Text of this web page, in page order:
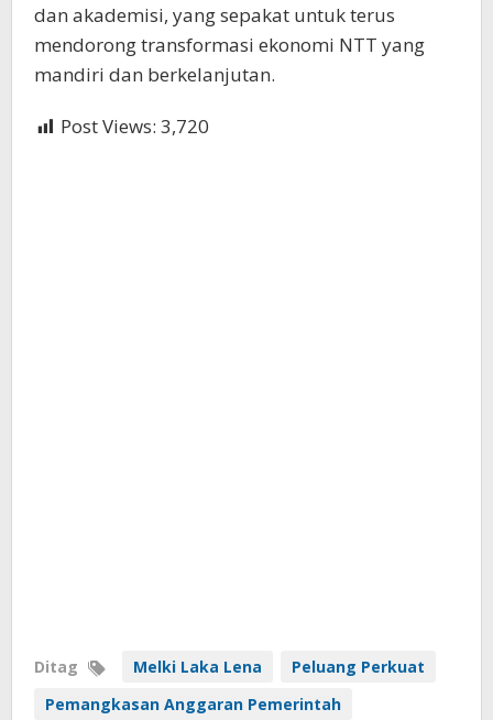
dan akademisi, yang sepakat untuk terus
mendorong transformasi ekonomi NTT yang
mandiri dan berkelanjutan.
Post Views: 3,720
Ditag Melki Laka Lena
Peluang Perkuat
Pemangkasan Anggaran Pemerintah